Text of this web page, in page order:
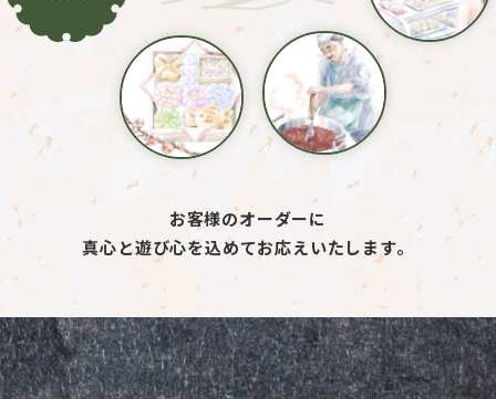
お客様のオーダーに
真心と遊び心を込めてお応えいたします。